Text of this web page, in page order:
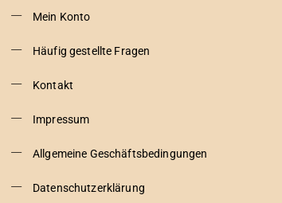
Mein Konto
Häufig gestellte Fragen
Kontakt
Impressum
Allgemeine Geschäftsbedingungen
Datenschutzerklärung